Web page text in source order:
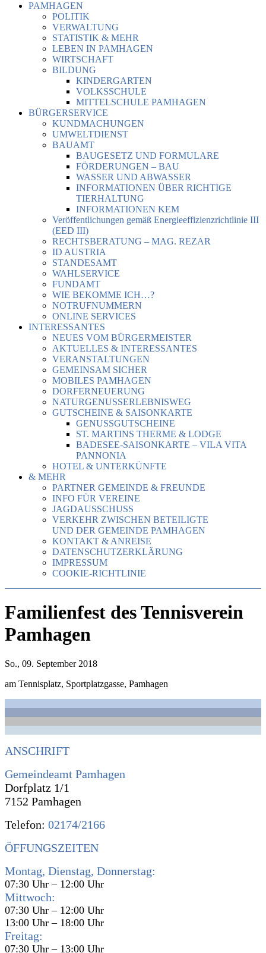
PAMHAGEN
POLITIK
VERWALTUNG
STATISTIK & MEHR
LEBEN IN PAMHAGEN
WIRTSCHAFT
BILDUNG
KINDERGARTEN
VOLKSSCHULE
MITTELSCHULE PAMHAGEN
BÜRGERSERVICE
KUNDMACHUNGEN
UMWELTDIENST
BAUAMT
BAUGESETZ UND FORMULARE
FÖRDERUNGEN – BAU
WASSER UND ABWASSER
INFORMATIONEN ÜBER RICHTIGE
TIERHALTUNG
INFORMATIONEN KEM
Veröffentlichungen gemäß Energieeffizienzrichtlinie III
(EED III)
RECHTSBERATUNG – MAG. REZAR
ID AUSTRIA
STANDESAMT
WAHLSERVICE
FUNDAMT
WIE BEKOMME ICH…?
NOTRUFNUMMERN
ONLINE SERVICES
INTERESSANTES
NEUES VOM BÜRGERMEISTER
AKTUELLES & INTERESSANTES
VERANSTALTUNGEN
GEMEINSAM SICHER
MOBILES PAMHAGEN
DORFERNEUERUNG
NATURGENUSSERLEBNISWEG
GUTSCHEINE & SAISONKARTE
GENUSSGUTSCHEINE
ST. MARTINS THERME & LODGE
BADESEE-SAISONKARTE – VILA VITA
PANNONIA
HOTEL & UNTERKÜNFTE
& MEHR
PARTNER GEMEINDE & FREUNDE
INFO FÜR VEREINE
JAGDAUSSCHUSS
VERKEHR ZWISCHEN BETEILIGTE
UND DER GEMEINDE PAMHAGEN
KONTAKT & ANREISE
DATENSCHUTZERKLÄRUNG
IMPRESSUM
COOKIE-RICHTLINIE
Familienfest des Tennisverein
Pamhagen
So., 09. September 2018
am Tennisplatz, Sportplatzgasse, Pamhagen
ANSCHRIFT
Gemeindeamt Pamhagen
Dorfplatz 1/1
7152 Pamhagen
Telefon: 02174/2166
ÖFFUNGSZEITEN
Montag, Dienstag, Donnerstag:
07:30 Uhr – 12:00 Uhr
Mittwoch:
07:30 Uhr – 12:00 Uhr
13:00 Uhr – 18:00 Uhr
Freitag:
07:30 Uhr – 13:00 Uhr